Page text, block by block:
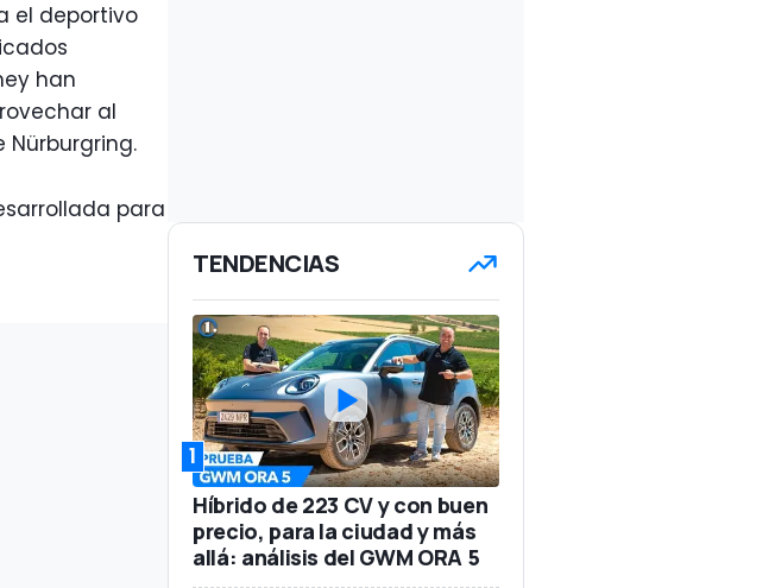
el deportivo
han
al
para
TENDENCIAS
1
Híbrido de 223 CV y con buen
precio, para la ciudad y más
allá: análisis del GWM ORA 5